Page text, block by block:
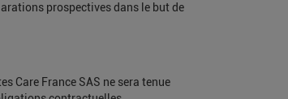
prospectives dans le but de
Care France SAS ne sera tenue